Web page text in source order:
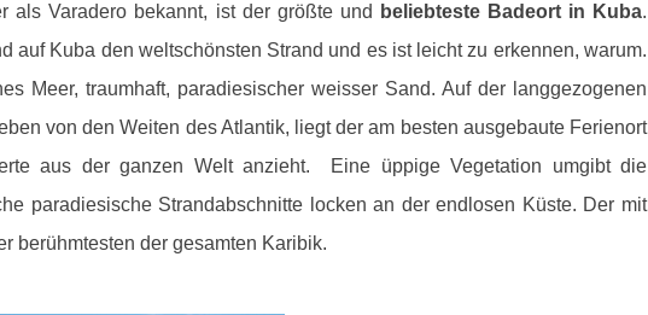
als Varadero bekannt, ist der größte und beliebteste Badeort in Kuba.
auf Kuba den weltschönsten Strand und es ist leicht zu erkennen, warum.
Meer, traumhaft, paradiesischer weisser Sand. Auf der langgezogenen
von den Weiten des Atlantik, liegt der am besten ausgebaute Ferienort
aus der ganzen Welt anzieht. Eine üppige Vegetation umgibt die
paradiesische Strandabschnitte locken an der endlosen Küste. Der mit
berühmtesten der gesamten Karibik.